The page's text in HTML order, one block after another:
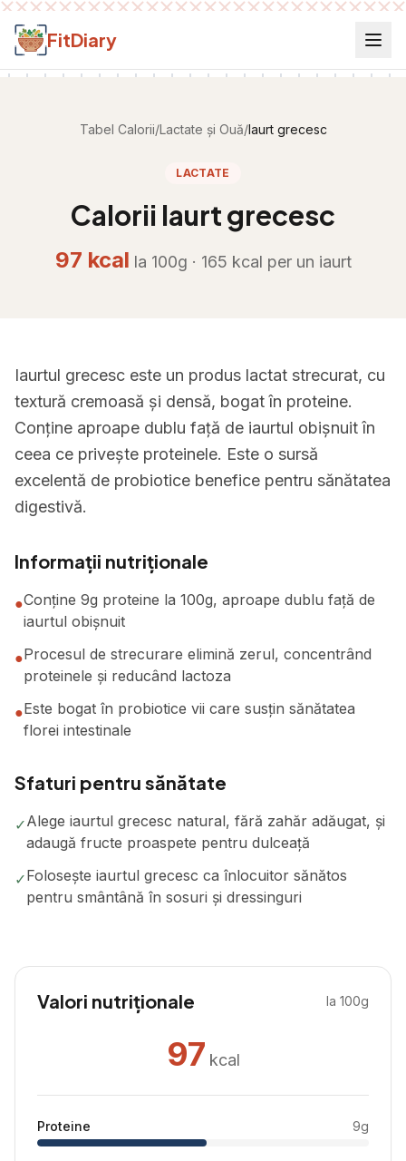
Salt la conținut
FitDiary
Tabel Calorii/Lactate și Ouă/Iaurt grecesc
LACTATE
Calorii Iaurt grecesc
97 kcal la 100g · 165 kcal per un iaurt
Iaurtul grecesc este un produs lactat strecurat, cu
textură cremoasă și densă, bogat în proteine.
Conține aproape dublu față de iaurtul obișnuit în
ceea ce privește proteinele. Este o sursă
excelentă de probiotice benefice pentru sănătatea
digestivă.
Informații nutriționale
●Conține 9g proteine la 100g, aproape dublu față de
iaurtul obișnuit
●Procesul de strecurare elimină zerul, concentrând
proteinele și reducând lactoza
●Este bogat în probiotice vii care susțin sănătatea
florei intestinale
Sfaturi pentru sănătate
✓Alege iaurtul grecesc natural, fără zahăr adăugat, și
adaugă fructe proaspete pentru dulceață
✓Folosește iaurtul grecesc ca înlocuitor sănătos
pentru smântână în sosuri și dressinguri
Valori nutriționale la 100g
97 kcal
Proteine 9g